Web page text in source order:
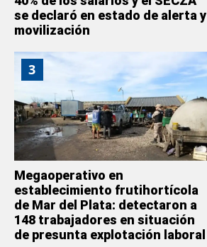
se declaró en estado de alerta y
movilización
3
Megaoperativo en
establecimiento frutihortícola
de Mar del Plata: detectaron a
148 trabajadores en situación
de presunta explotación laboral